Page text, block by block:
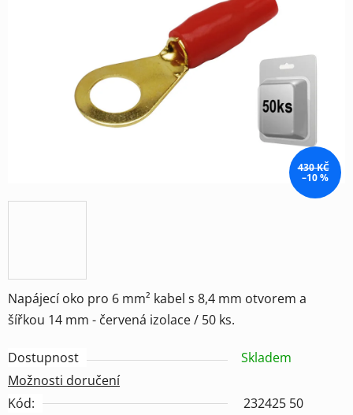
Napájecí oko pro 6 mm² kabel s 8,4 mm otvorem a
šířkou 14 mm - červená izolace / 50 ks.
Dostupnost
Skladem
Možnosti doručení
Kód:
232425 50
430 KČ
–10 %